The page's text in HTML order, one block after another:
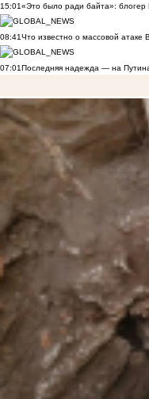
15:01«Это было ради байта»: блогер
08:41Что известно о массовой атаке
07:01Последняя надежда — на